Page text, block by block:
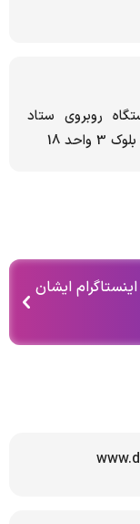
روبروی ستاد
ایشان